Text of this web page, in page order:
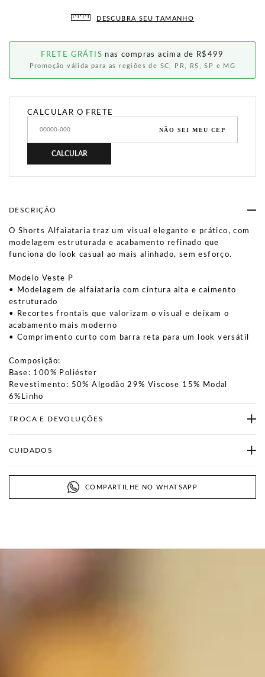
DESCUBRA SEU TAMANHO
FRETE GRÁTIS nas compras acima de R$499
Promoção válida para as regiões de SC, PR, RS, SP e MG
CALCULAR O FRETE
NÃO SEI MEU CEP
CALCULAR
DESCRIÇÃO
O Shorts Alfaiataria traz um visual elegante e prático, com
modelagem estruturada e acabamento refinado que
funciona do look casual ao mais alinhado, sem esforço.
Modelo Veste P
• Modelagem de alfaiataria com cintura alta e caimento
estruturado
• Recortes frontais que valorizam o visual e deixam o
acabamento mais moderno
• Comprimento curto com barra reta para um look versátil
Composição:
Base: 100% Poliéster
Revestimento: 50% Algodão 29% Viscose 15% Modal
6%Linho
TROCA E DEVOLUÇÕES
CUIDADOS
COMPARTILHE NO WHATSAPP